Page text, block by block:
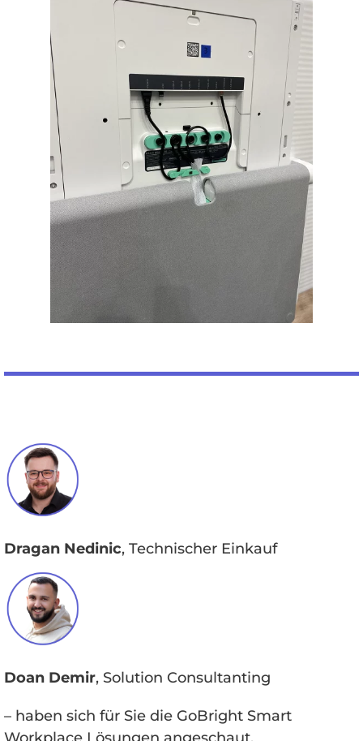
Dragan Nedinic, Technischer Einkauf
Doan Demir, Solution Consultanting
– haben sich für Sie die GoBright Smart